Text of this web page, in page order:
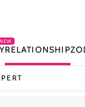
NEW
RELATIONSHIP